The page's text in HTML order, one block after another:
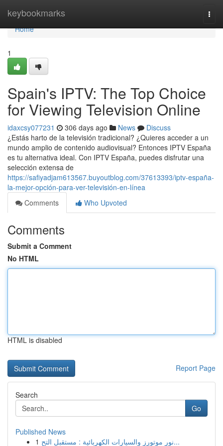
keybookmarks
Home
Home
1
Spain's IPTV: The Top Choice
for Viewing Television Online
idaxcsy077231 306 days ago News
Discuss
¿Estás harto de la televisión tradicional? ¿Quieres acceder a un
mundo amplio de contenido audiovisual? Entonces IPTV España
es tu alternativa ideal. Con IPTV España, puedes disfrutar una
selección extensa de
https://safiyadjam613567.buyoutblog.com/37613393/iptv-españa-
la-mejor-opción-para-ver-televisión-en-línea
Comments
Who Upvoted
Comments
Submit a Comment
No HTML
HTML is disabled
Report Page
Search
Go
Published News
1
نور موتورز والسيارات الكهربائية : مستقبل التح...